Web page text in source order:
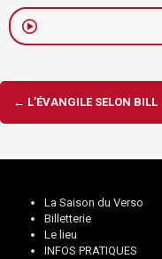
Navigation
d'article
← L’ÉVANGILE SELON BILL
La Saison du Verso
Billetterie
Le lieu
INFOS PRATIQUES